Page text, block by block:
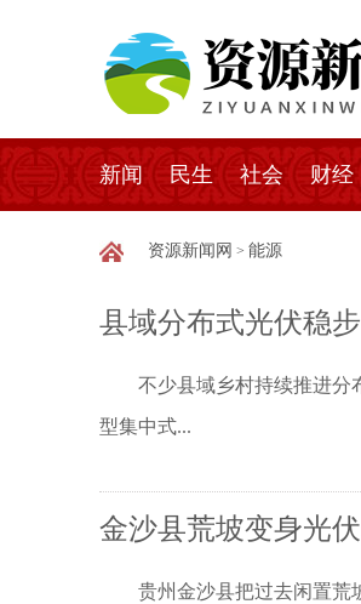
新闻 民生 社会 财经
资源新闻网 > 能源
县域分布式光伏稳
不少县域乡村持续推进分布
型集中式...
金沙县荒坡变身光
贵州金沙县把过去闲置荒坡